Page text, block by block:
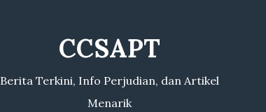
CCSAPT
Berita Terkini, Info Perjudian, dan Artikel
Menarik